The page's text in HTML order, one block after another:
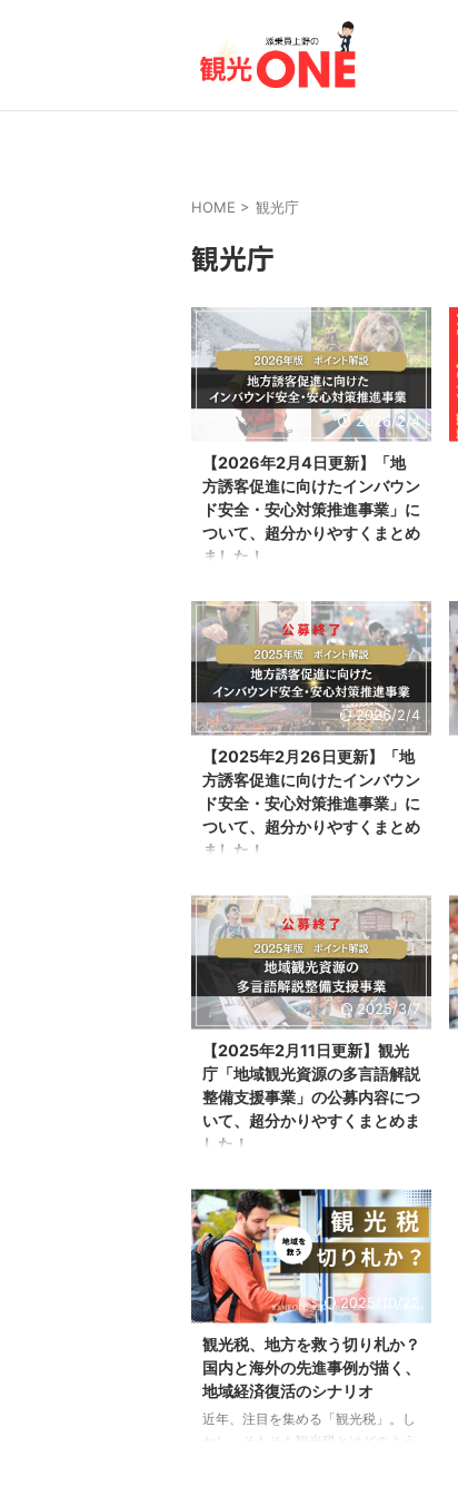
HOME > 観光庁
観光庁
2026/2/4
【2026年2月4日更新】「地
方誘客促進に向けたインバウン
ド安全・安心対策推進事業」に
ついて、超分かりやすくまとめ
ました！
トより、「地方誘客促進に向けたイ
ンバウンド安全・安心対策推進事
業」の公募内容が発表されました。
今回は、地方誘客促進に向けたイン
バウンド安全・安心対策推進事業の
公募の内容や、詳細、対象者、スケ
ジュールなどを紹介します。訪日外
国人観光客向けの災害対策や安心し
て日本を訪れるための多言語対応、
情報発信に取り組む事業者の方は、
ぜひ以下を参考にしてください。 当
記事は、「地方誘客促進に向けたイ
業」（観光庁）をもとに観光ONEが
独自にまとめたものです。 ...
2026/2/4
【2025年2月26日更新】「地
方誘客促進に向けたインバウン
ド安全・安心対策推進事業」に
ついて、超分かりやすくまとめ
ました！
い。 https://kankou-one.com/local-
inbound-safety-support-2026/
2025年2月07日、観光庁の公式サイ
トより、「地方誘客促進に向けたイ
ンバウンド安全・安心対策推進事
業」の公募内容が発表されました。
今回は、地方誘客促進に向けたイン
バウンド安全・安心対策推進事業の
公募の内容や、詳細、対象者、スケ
ジュールなどを紹介します。観光振
興に向けて、災害、急病等の非常時
における訪日外国人旅行者の安全・
2025/3/7
【2025年2月11日更新】観光
庁「地域観光資源の多言語解説
整備支援事業」の公募内容につ
いて、超分かりやすくまとめま
した！
トより、「地域観光資源の多言語解
説整備支援事業」の公募が発表され
ました。 今回は、地域観光資源の多
言語解説整備支援事業の公募の内容
や、詳細、対象者、スケジュールな
どを紹介します。インバウンドなど
の受け入れ体制強化に向けた多言語
対応を行う観光関係者の方は、ぜひ
以下を参考にしてください。 本事業
は、補助金や交付金の類ではなく、
観光庁における調査事業の一環とし
て国が直接行うことで支援するもの
2025/10/22
観光税、地方を救う切り札か？
国内と海外の先進事例が描く、
地域経済復活のシナリオ
近年、注目を集める「観光税」。し
かし、そもそも観光税とはどのよう